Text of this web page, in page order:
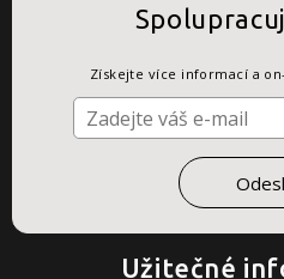
Užitečné
Získejte více informací a